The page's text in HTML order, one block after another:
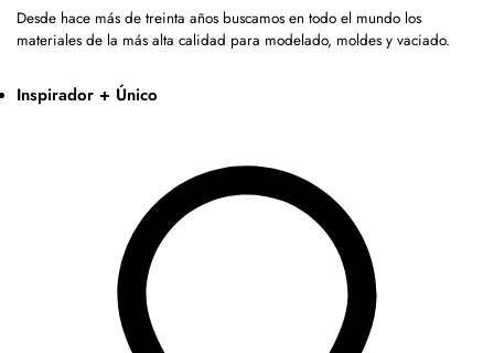
Desde hace más de treinta años buscamos en todo el mundo los
materiales de la más alta calidad para modelado, moldes y vaciado.
Inspirador + Único